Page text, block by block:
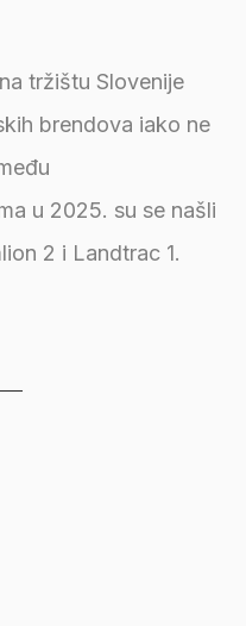
tržištu Slovenije
brendova iako ne
u 2025. su se našli
2 i Landtrac 1.